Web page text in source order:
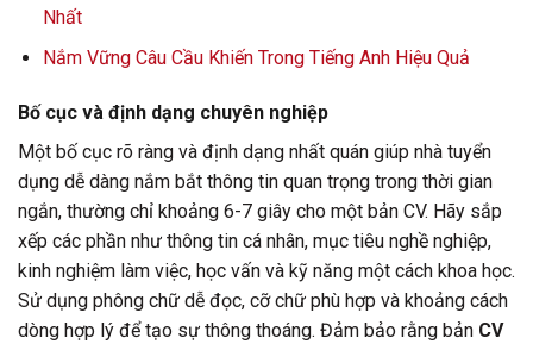
Nhất
Nắm Vững Câu Cầu Khiến Trong Tiếng Anh Hiệu Quả
Bố cục và định dạng chuyên nghiệp
Một bố cục rõ ràng và định dạng nhất quán giúp nhà tuyển
dụng dễ dàng nắm bắt thông tin quan trọng trong thời gian
ngắn, thường chỉ khoảng 6-7 giây cho một bản CV. Hãy sắp
xếp các phần như thông tin cá nhân, mục tiêu nghề nghiệp,
kinh nghiệm làm việc, học vấn và kỹ năng một cách khoa học.
Sử dụng phông chữ dễ đọc, cỡ chữ phù hợp và khoảng cách
dòng hợp lý để tạo sự thông thoáng. Đảm bảo rằng bản CV